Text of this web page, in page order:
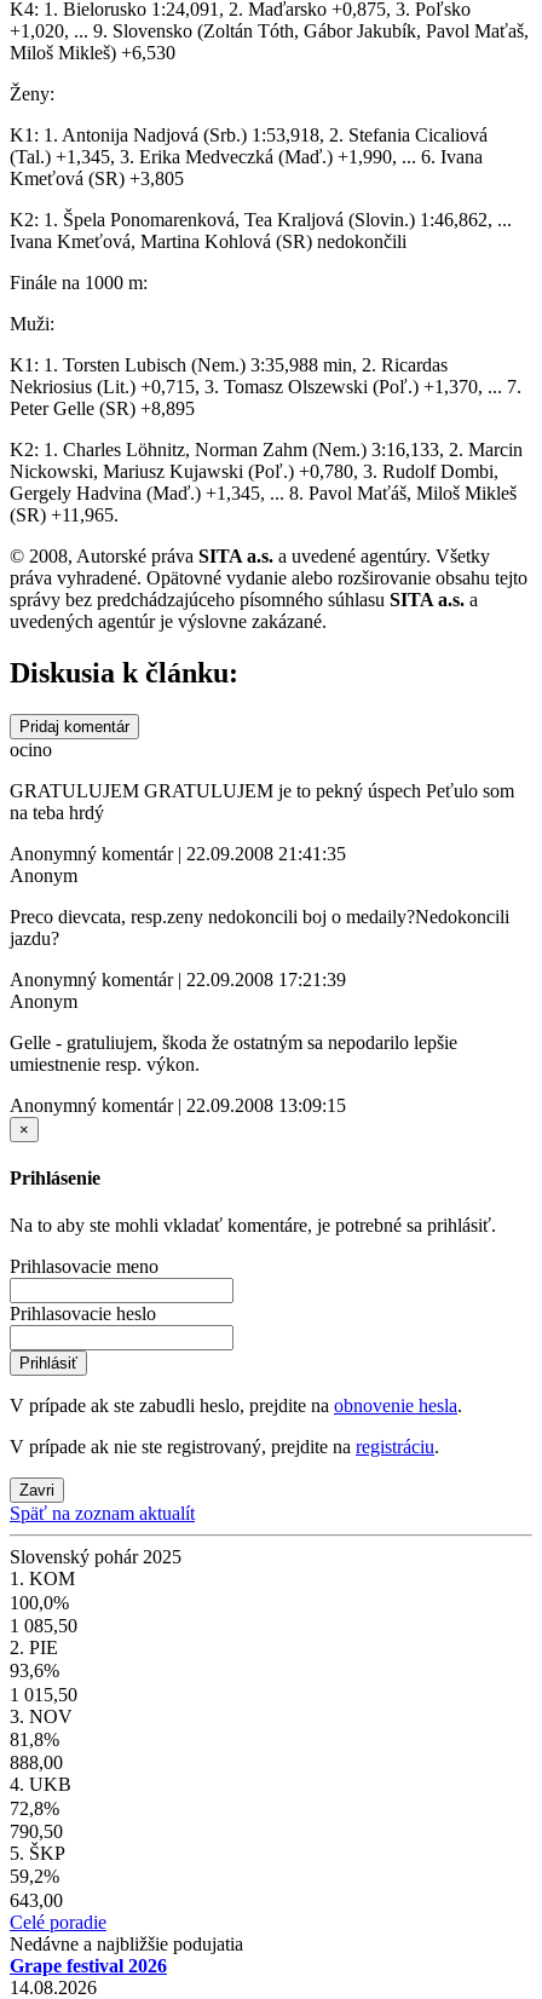
K4: 1. Bielorusko 1:24,091, 2. Maďarsko +0,875, 3. Poľsko
+1,020, ... 9. Slovensko (Zoltán Tóth, Gábor Jakubík, Pavol Maťaš,
Miloš Mikleš) +6,530
Ženy:
K1: 1. Antonija Nadjová (Srb.) 1:53,918, 2. Stefania Cicaliová
(Tal.) +1,345, 3. Erika Medveczká (Maď.) +1,990, ... 6. Ivana
Kmeťová (SR) +3,805
K2: 1. Špela Ponomarenková, Tea Kraljová (Slovin.) 1:46,862, ...
Ivana Kmeťová, Martina Kohlová (SR) nedokončili
Finále na 1000 m:
Muži:
K1: 1. Torsten Lubisch (Nem.) 3:35,988 min, 2. Ricardas
Nekriosius (Lit.) +0,715, 3. Tomasz Olszewski (Poľ.) +1,370, ... 7.
Peter Gelle (SR) +8,895
K2: 1. Charles Löhnitz, Norman Zahm (Nem.) 3:16,133, 2. Marcin
Nickowski, Mariusz Kujawski (Poľ.) +0,780, 3. Rudolf Dombi,
Gergely Hadvina (Maď.) +1,345, ... 8. Pavol Maťáš, Miloš Mikleš
(SR) +11,965.
© 2008, Autorské práva SITA a.s. a uvedené agentúry. Všetky
práva vyhradené. Opätovné vydanie alebo rozširovanie obsahu tejto
správy bez predchádzajúceho písomného súhlasu SITA a.s. a
uvedených agentúr je výslovne zakázané.
Diskusia k článku:
Pridaj komentár
ocino
GRATULUJEM GRATULUJEM je to pekný úspech Peťulo som
na teba hrdý
Anonymný komentár | 22.09.2008 21:41:35
Anonym
Preco dievcata, resp.zeny nedokoncili boj o medaily?Nedokoncili
jazdu?
Anonymný komentár | 22.09.2008 17:21:39
Anonym
Gelle - gratuliujem, škoda že ostatným sa nepodarilo lepšie
umiestnenie resp. výkon.
Anonymný komentár | 22.09.2008 13:09:15
×
Prihlásenie
Na to aby ste mohli vkladať komentáre, je potrebné sa prihlásiť.
Prihlasovacie meno
Prihlasovacie heslo
Prihlásiť
V prípade ak ste zabudli heslo, prejdite na obnovenie hesla.
V prípade ak nie ste registrovaný, prejdite na registráciu.
Zavri
Späť na zoznam aktualít
Slovenský pohár 2025
1. KOM
100,0%
1 085,50
2. PIE
93,6%
1 015,50
3. NOV
81,8%
888,00
4. UKB
72,8%
790,50
5. ŠKP
59,2%
643,00
Celé poradie
Nedávne a najbližšie podujatia
Grape festival 2026
14.08.2026